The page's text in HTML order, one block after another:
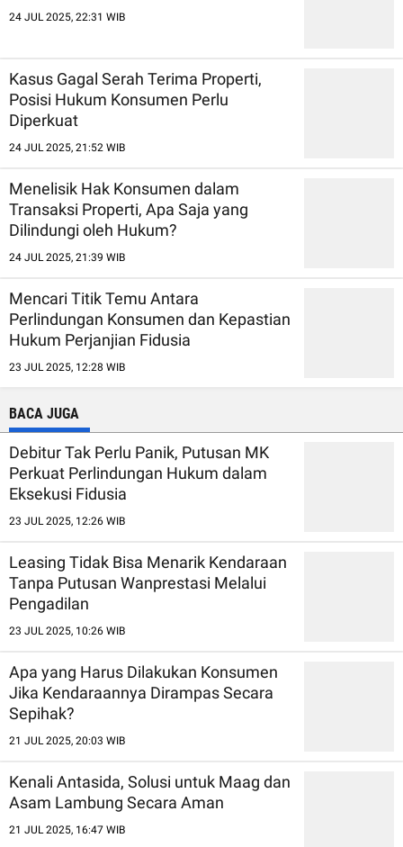
24 JUL 2025, 22:31 WIB
Kasus Gagal Serah Terima Properti,
Posisi Hukum Konsumen Perlu
Diperkuat
24 JUL 2025, 21:52 WIB
Menelisik Hak Konsumen dalam
Transaksi Properti, Apa Saja yang
Dilindungi oleh Hukum?
24 JUL 2025, 21:39 WIB
Mencari Titik Temu Antara
Perlindungan Konsumen dan Kepastian
Hukum Perjanjian Fidusia
23 JUL 2025, 12:28 WIB
BACA JUGA
Debitur Tak Perlu Panik, Putusan MK
Perkuat Perlindungan Hukum dalam
Eksekusi Fidusia
23 JUL 2025, 12:26 WIB
Leasing Tidak Bisa Menarik Kendaraan
Tanpa Putusan Wanprestasi Melalui
Pengadilan
23 JUL 2025, 10:26 WIB
Apa yang Harus Dilakukan Konsumen
Jika Kendaraannya Dirampas Secara
Sepihak?
21 JUL 2025, 20:03 WIB
Kenali Antasida, Solusi untuk Maag dan
Asam Lambung Secara Aman
21 JUL 2025, 16:47 WIB